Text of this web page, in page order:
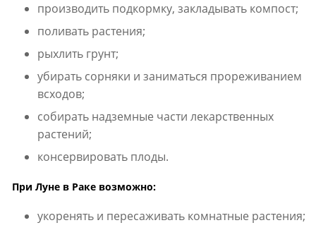
производить подкормку, закладывать компост;
поливать растения;
рыхлить грунт;
убирать сорняки и заниматься прореживанием
всходов;
собирать надземные части лекарственных
растений;
консервировать плоды.
При Луне в Раке возможно:
укоренять и пересаживать комнатные растения;